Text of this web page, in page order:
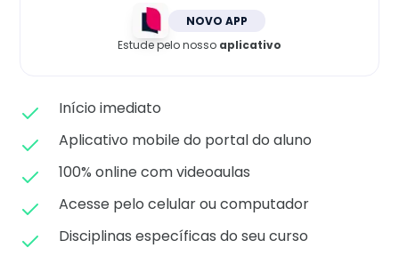
NOVO APP
Estude pelo nosso aplicativo
Início imediato
Aplicativo mobile do portal do aluno
100% online com videoaulas
Acesse pelo celular ou computador
Disciplinas específicas do seu curso